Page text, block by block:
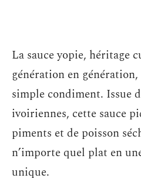
La sauce yopie, héritage
génération en
simple condiment. Issue
ivoiriennes, cette sauce
piments et de poisson
n’importe quel plat en
unique.